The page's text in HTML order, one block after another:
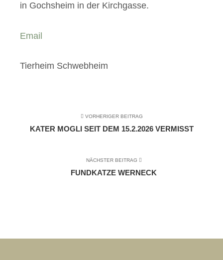
in Gochsheim in der Kirchgasse.
Email
Tierheim Schwebheim
VORHERIGER BEITRAG
KATER MOGLI SEIT DEM 15.2.2026 VERMISST
NÄCHSTER BEITRAG
FUNDKATZE WERNECK